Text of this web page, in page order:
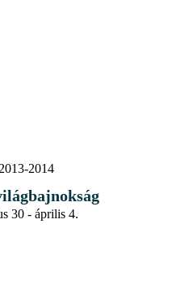
2013-2014
30 - április 4.